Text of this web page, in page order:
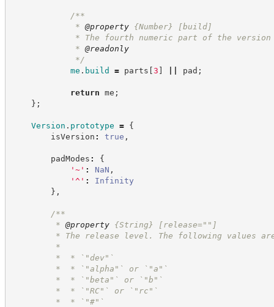
/**
* @property {Number}
[build]
* The fourth numeric part of the version
* @readonly
*/
me . build = parts [3 ] pad ;
return me ;
} ;
Version . prototype =
{
isVersion : true ,
padModes :
{
' ~' : NaN ,
' ^ ' :
Infinity
} ,
/**
* @property {String}
[release=""]
* The release level. The following values are
*
*  * `"dev"`
*  * `"alpha"` or `"a"`
*  * `"beta"` or `"b"`
*  * `"RC"` or `"rc"`
*  * `"#"`